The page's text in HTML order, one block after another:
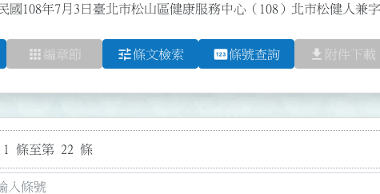
國108年7月3日臺北市松山區健康服務中心（108）北市松健人兼
apps 編章節 tune條文檢索 pin條號查詢 file_download 附件下載
1 條至第 22 條